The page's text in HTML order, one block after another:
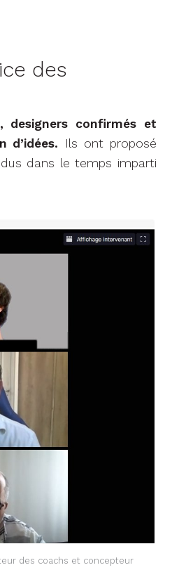
des
designers confirmés et
d’idées. Ils ont proposé
dans le temps imparti
des coachs et concepteur